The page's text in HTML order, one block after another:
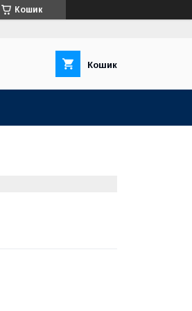
Кошик
Кошик